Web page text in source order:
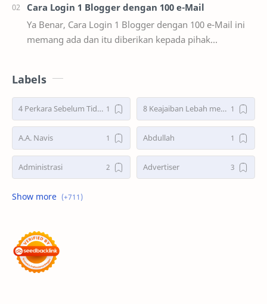
Cara Login 1 Blogger dengan 100 e-Mail
Ya Benar, Cara Login 1 Blogger dengan 100 e-Mail ini
memang ada dan itu diberikan kepada pihak
Labels
4 Perkara Sebelum Tidur 8 Keajaiban Lebah menurut Al-Qur’an part 2
A.A. Navis Abdullah
Administrasi Advertiser
Advertorial
Akhirat